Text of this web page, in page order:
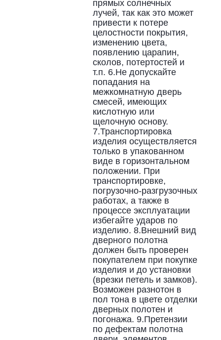
прямых солнечных
лучей, так как это может
привести к потере
целостности покрытия,
изменению цвета,
появлению царапин,
сколов, потертостей и
т.п. 6.Не допускайте
попадания на
межкомнатную дверь
смесей, имеющих
кислотную или
щелочную основу.
7.Транспортировка
изделия осуществляется
только в упакованном
виде в горизонтальном
положении. При
транспортировке,
погрузочно-разгрузочных
работах, а также в
процессе эксплуатации
избегайте ударов по
изделию. 8.Внешний вид
дверного полотна
должен быть проверен
покупателем при покупке
изделия и до установки
(врезки петель и замков).
Возможен разнотон в
пол тона в цвете отделки
дверных полотен и
погонажа. 9.Претензии
по дефектам полотна